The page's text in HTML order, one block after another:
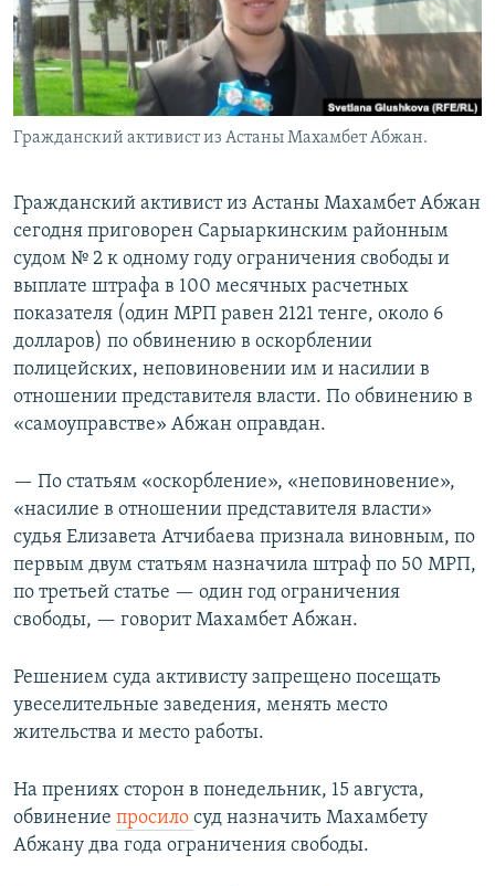
Гражданский активист из Астаны Махамбет Абжан.
Гражданский активист из Астаны Махамбет Абжан
сегодня приговорен Сарыаркинским районным
судом № 2 к одному году ограничения свободы и
выплате штрафа в 100 месячных расчетных
показателя (один МРП равен 2121 тенге, около 6
долларов) по обвинению в оскорблении
полицейских, неповиновении им и насилии в
отношении представителя власти. По обвинению в
«самоуправстве» Абжан оправдан.
— По статьям «оскорбление», «неповиновение»,
«насилие в отношении представителя власти»
судья Елизавета Атчибаева признала виновным, по
первым двум статьям назначила штраф по 50 МРП,
по третьей статье — один год ограничения
свободы, — говорит Махамбет Абжан.
Решением суда активисту запрещено посещать
увеселительные заведения, менять место
жительства и место работы.
На прениях сторон в понедельник, 15 августа,
обвинение просило суд назначить Махамбету
Абжану два года ограничения свободы.